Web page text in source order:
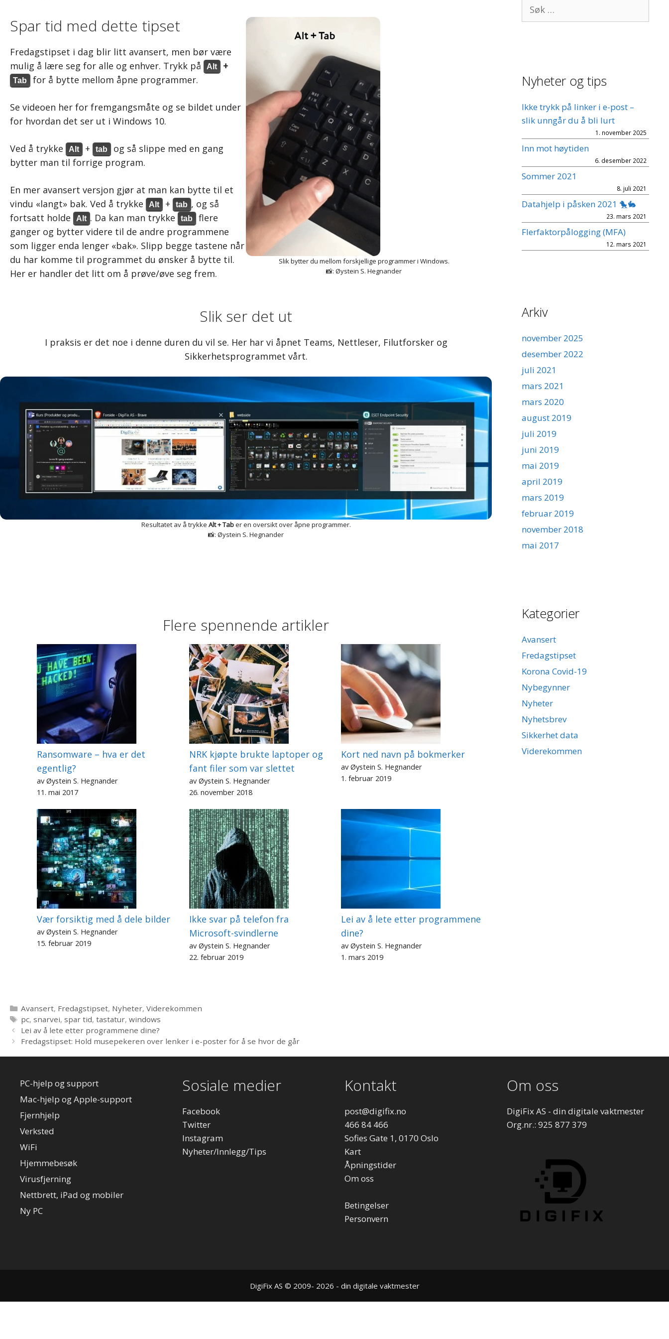
Spar tid med dette tipset
Fredagstipset i dag blir litt avansert, men bør være
mulig å lære seg for alle og enhver. Trykk på
Alt +
Tab for å bytte mellom åpne programmer.
Se videoen her for fremgangsmåte og se bildet under
for hvordan det ser ut i Windows 10.
Ved å trykke Alt + tab og så slippe med en gang
bytter man til forrige program.
En mer avansert versjon gjør at man kan bytte til et
vindu «langt» bak. Ved å trykke
Alt + tab , og så
fortsatt holde
Alt . Da kan man trykke tab flere
ganger og bytter videre til de andre programmene
som ligger enda lenger «bak». Slipp begge tastene når
du har komme til programmet du ønsker å bytte til.
Her er handler det litt om å prøve/øve seg frem.
Slik bytter du mellom forskjellige programmer i Windows.
📸: Øystein S. Hegnander
Slik ser det ut
I praksis er det noe i denne duren du vil se. Her har vi åpnet Teams, Nettleser, Filutforsker og
Sikkerhetsprogrammet vårt.
Resultatet av å trykke Alt + Taber en oversikt over åpne programmer.
📸: Øystein S. Hegnander
Flere spennende artikler
Ransomware – hva er det
egentlig?
av Øystein S. Hegnander
11. mai 2017
NRK kjøpte brukte laptoper og
fant filer som var slettet
av Øystein S. Hegnander
26. november 2018
Kort ned navn på bokmerker
av Øystein S. Hegnander
1. februar 2019
Vær forsiktig med å dele bilder
av Øystein S. Hegnander
15. februar 2019
Ikke svar på telefon fra
Microsoft-svindlerne
av Øystein S. Hegnander
22. februar 2019
Lei av å lete etter programmene
dine?
av Øystein S. Hegnander
1. mars 2019
Kategorier
Avansert, Fredagstipset, Nyheter,Viderekommen
Stikkord
pc, snarvei, spar tid,tastatur,windows
Lei av å lete etter programmene dine?
Fredagstipset: Hold musepekeren over lenker i e-poster for å se hvor de går
Søk
Nyheter og tips
Ikke trykk på linker i e-post –
slik unngår du å bli lurt
1. november 2025
Inn mot høytiden
6. desember 2022
Sommer 2021
8. juli 2021
Datahjelp i påsken 2021 🐤🐇
23. mars 2021
Flerfaktorpålogging (MFA)
12. mars 2021
Arkiv
november 2025
desember 2022
juli 2021
mars 2021
mars 2020
august 2019
juli 2019
juni 2019
mai 2019
april 2019
mars 2019
februar 2019
november 2018
mai 2017
Kategorier
Avansert
Fredagstipset
Korona Covid-19
Nybegynner
Nyheter
Nyhetsbrev
Sikkerhet data
Viderekommen
PC-hjelp og support
Mac-hjelp og Apple-support
Fjernhjelp
Verksted
WiFi
Hjemmebesøk
Virusfjerning
Nettbrett, iPad og mobiler
Ny PC
Sosiale medier
Facebook
Twitter
Instagram
Nyheter/Innlegg/Tips
Kontakt
post@digifix.no
466 84 466
Sofies Gate 1, 0170 Oslo
Kart
Åpningstider
Om oss
Betingelser
Personvern
Om oss
DigiFix AS - din digitale vaktmester
Org.nr.: 925 877 379
DigiFix AS © 2009- 2026 - din digitale vaktmester